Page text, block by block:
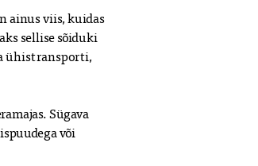
ainus viis, kuidas
sellise sõiduki
ühistransporti,
Sügava
või